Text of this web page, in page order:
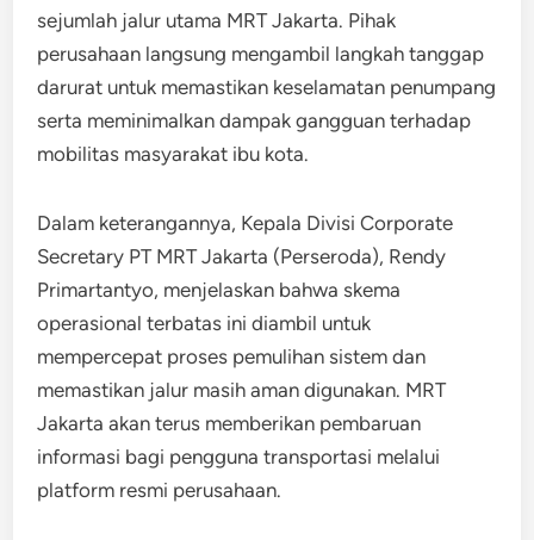
sejumlah jalur utama MRT Jakarta. Pihak
perusahaan langsung mengambil langkah tanggap
darurat untuk memastikan keselamatan penumpang
serta meminimalkan dampak gangguan terhadap
mobilitas masyarakat ibu kota.
Dalam keterangannya, Kepala Divisi Corporate
Secretary PT MRT Jakarta (Perseroda), Rendy
Primartantyo, menjelaskan bahwa skema
operasional terbatas ini diambil untuk
mempercepat proses pemulihan sistem dan
memastikan jalur masih aman digunakan. MRT
Jakarta akan terus memberikan pembaruan
informasi bagi pengguna transportasi melalui
platform resmi perusahaan.